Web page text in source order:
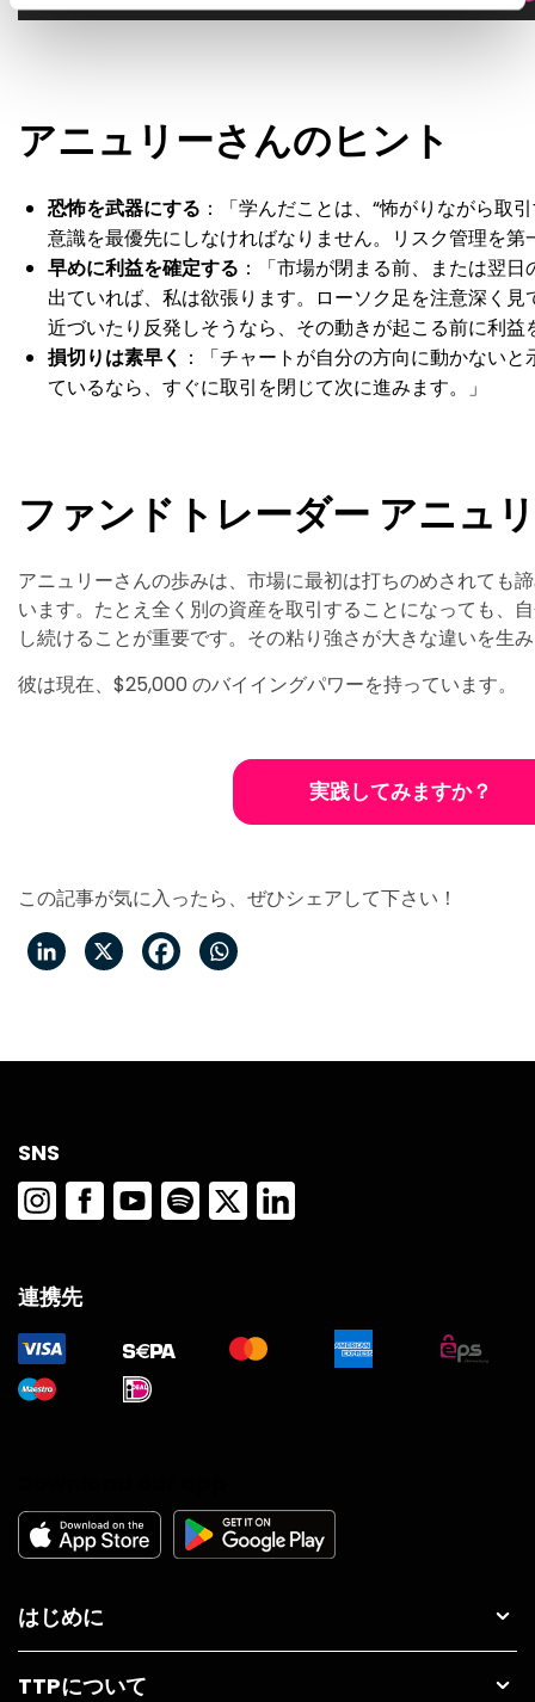
アニュリーさんのヒント
恐怖を武器にする ：「学んだことは、“怖がりながら取
意識を最優先にしなければなりません。リスク管理を
早めに利益を確定する ：「市場が閉まる前、または翌
出ていれば、私は欲張ります。ローソク足を注意深く
近づいたり反発しそうなら、その動きが起こる前に利益
損切りは素早く ：「チャートが自分の方向に動かない
ているなら、すぐに取引を閉じて次に進みます。」
ファンドトレーダー アニュ
アニュリーさんの歩みは、市場に最初は打ちのめされても
います。たとえ全く別の資産を取引することになっても、
し続けることが重要です。その粘り強さが大きな違いを生
彼は現在、$25,000 のバイイングパワーを持っています。
実践してみますか？
この記事が気に入ったら、ぜひシェアして下さい！
SNS
連携先
はじめに
TTPについて